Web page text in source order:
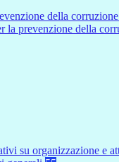
della
la prevenzione della
su organizzazione e